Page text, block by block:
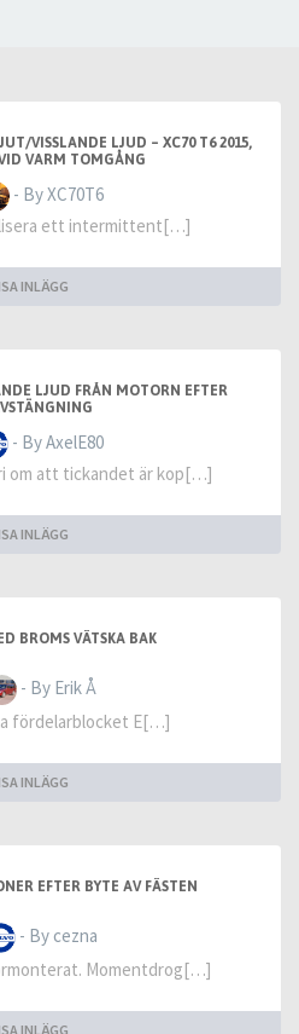
VISSLANDE LJUD – XC70 T6 2015,
VARM TOMGÅNG
- By XC70T6
ett intermittent[…]
INLÄGG
LJUD FRÅN MOTORN EFTER
- By AxelE80
om att tickandet är kop[…]
INLÄGG
BROMS VÄTSKA BAK
- By Erik Å
fördelarblocket E[…]
INLÄGG
EFTER BYTE AV FÄSTEN
- By cezna
Momentdrog[…]
INLÄGG